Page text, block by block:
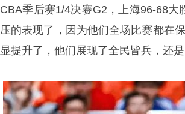
CBA季后赛1/4决赛G2，上海96-68
压的表现了，因为他们全场比赛都在
显提升了，他们展现了全民皆兵，还是